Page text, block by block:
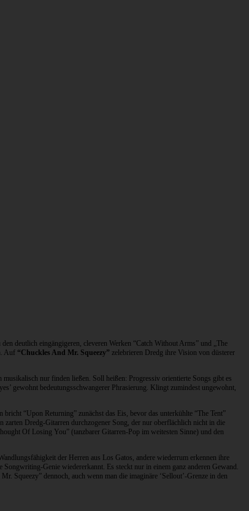
deutlich eingängigeren, cleveren Werken “Catch Without Arms” und „The
Auf “Chuckles And Mr. Squeezy” zelebrieren Dredg ihre Vision von düsterer
nur finden ließen. Soll heißen: Progressiv orientierte Songs gibt es
gewohnt bedeutungsschwangerer Phrasierung. Klingt zumindest ungewohnt,
“Upon Returning” zunächst das Eis, bevor das unterkühlte “The Tent”
zarten Dredg-Gitarren durchzogener Song, der nur oberflächlich nicht in die
Of Losing You” (tanzbarer Gitarren-Pop im weitesten Sinne) und den
der Herren aus Los Gatos, andere wiederrum erkennen ihre
Genie wiedererkannt. Es steckt nur in einem ganz anderen Gewand.
Squeezy” dennoch, auch wenn man die imaginäre ‘Sellout’-Grenze in den